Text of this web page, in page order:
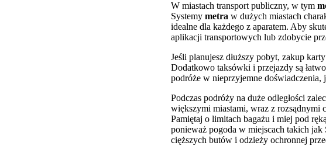
W miastach transport publiczny, w tym
Systemy metra w dużych miastach
idealne dla każdego z aparatem. Aby
aplikacji transportowych lub zdobycie
Jeśli planujesz dłuższy pobyt, zakup
Dodatkowo taksówki i przejazdy są
podróże w nieprzyjemne doświadczenia,
Podczas podróży na duże odległości
większymi miastami, wraz z rozsądnymi
Pamiętaj o limitach bagażu i miej pod
ponieważ pogoda w miejscach takich
cięższych butów i odzieży ochronnej